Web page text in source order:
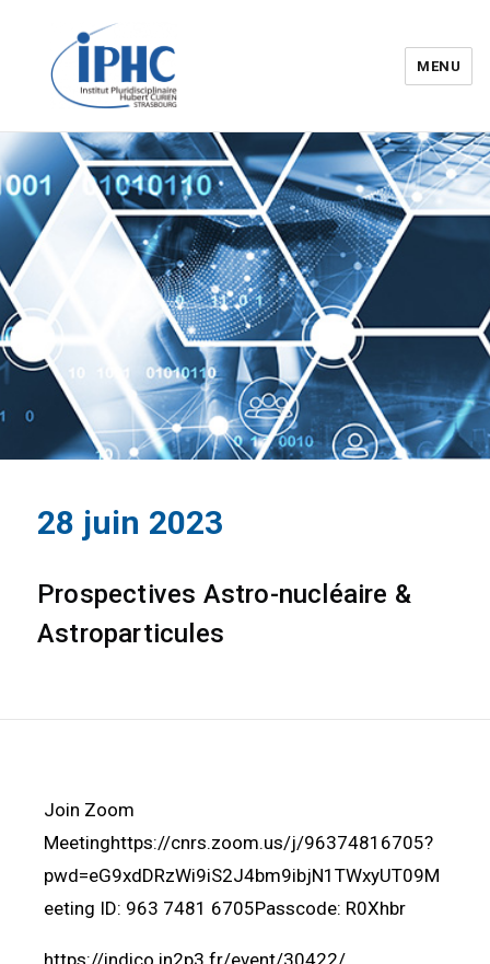
Institut pluridisciplinaire Hubert
Curien – IPHC
MENU
28 juin 2023
Prospectives Astro-nucléaire &
Astroparticules
Join Zoom
Meetinghttps://cnrs.zoom.us/j/96374816705?
pwd=eG9xdDRzWi9iS2J4bm9ibjN1TWxyUT09M
eeting ID: 963 7481 6705Passcode: R0Xhbr
https://indico.in2p3.fr/event/30422/